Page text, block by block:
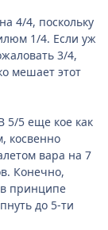
4/4, поскольку
1/4. Если уж
3/4,
мешает этот
5/5 еще кое как
косвенно
вара на 7
Конечно,
принципе
до 5-ти